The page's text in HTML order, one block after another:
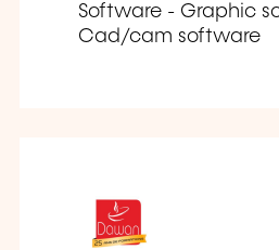
Software - Graphic
Cad/cam software